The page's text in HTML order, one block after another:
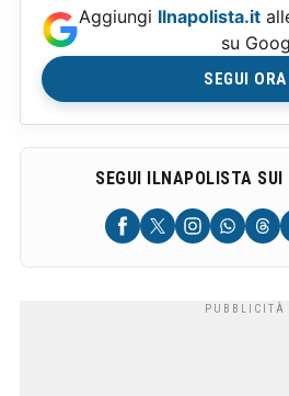
Aggiungi Ilnapolista.it
su
SEGUI ORA
SEGUI ILNAPOLISTA